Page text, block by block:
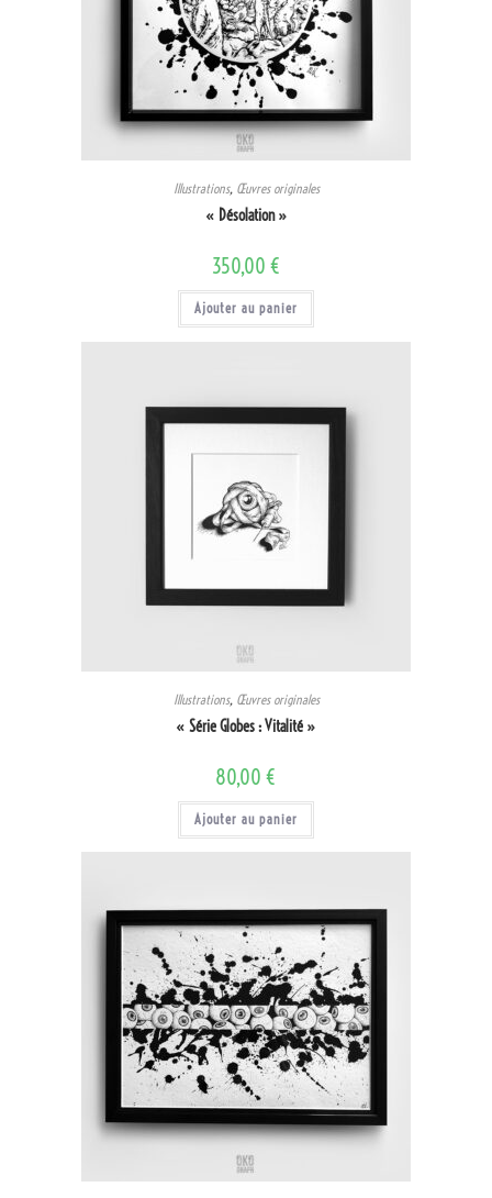
Illustrations, Œuvres originales
« Désolation »
350,00 €
Ajouter au panier
Illustrations, Œuvres originales
« Série Globes : Vitalité »
80,00 €
Ajouter au panier